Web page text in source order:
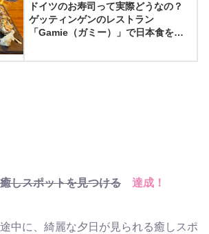
ドイツのお寿司って実際どうなの？
ゲッティンゲンのレストラン
「Gamie（ガミー）」で日本食を楽
しスポットを見つける 達成！
中に、綺麗な夕日が見られる癒しスポ